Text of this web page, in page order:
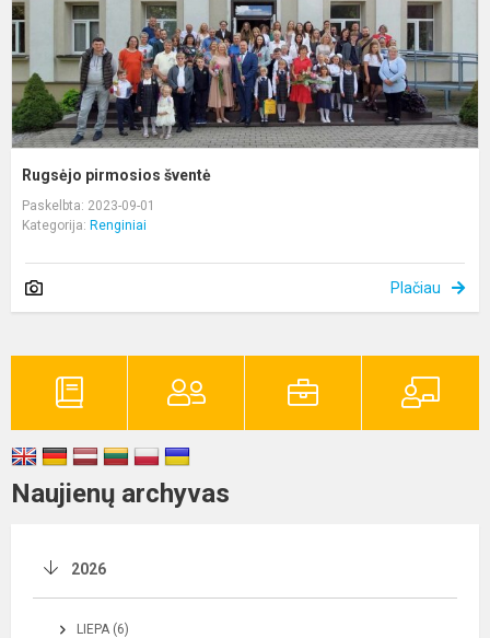
Rugsėjo pirmosios šventė
Paskelbta: 2023-09-01
Kategorija: Renginiai
Plačiau
Naujienų archyvas
2026
LIEPA (6)